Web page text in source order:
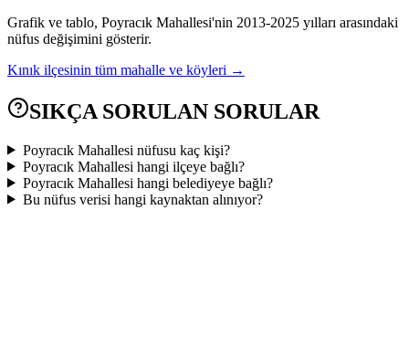
Grafik ve tablo, Poyracık Mahallesi'nin 2013-2025 yılları arasındaki
nüfus değişimini gösterir.
Kınık ilçesinin tüm mahalle ve köyleri →
SIKÇA SORULAN SORULAR
Poyracık Mahallesi nüfusu kaç kişi?
Poyracık Mahallesi hangi ilçeye bağlı?
Poyracık Mahallesi hangi belediyeye bağlı?
Bu nüfus verisi hangi kaynaktan alınıyor?